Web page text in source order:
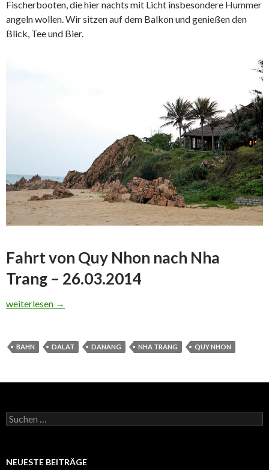
Fischerbooten, die hier nachts mit Licht insbesondere Hummer
angeln wollen. Wir sitzen auf dem Balkon und genießen den
Blick, Tee und Bier.
Fahrt von Quy Nhon nach Nha
Trang – 26.03.2014
Quy Nhon-Nha Trang-Dalat – 25.-02.04.2014
weiterlesen →
BAHN DALAT DANANG NHA TRANG QUY NHON
Suchen
nach:
NEUESTE BEITRÄGE